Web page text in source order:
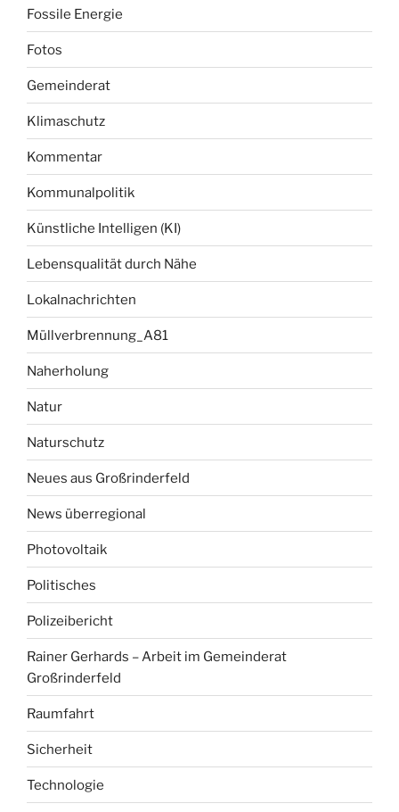
Fossile Energie
Fotos
Gemeinderat
Klimaschutz
Kommentar
Kommunalpolitik
Künstliche Intelligen (KI)
Lebensqualität durch Nähe
Lokalnachrichten
Müllverbrennung_A81
Naherholung
Natur
Naturschutz
Neues aus Großrinderfeld
News überregional
Photovoltaik
Politisches
Polizeibericht
Rainer Gerhards – Arbeit im Gemeinderat
Großrinderfeld
Raumfahrt
Sicherheit
Technologie